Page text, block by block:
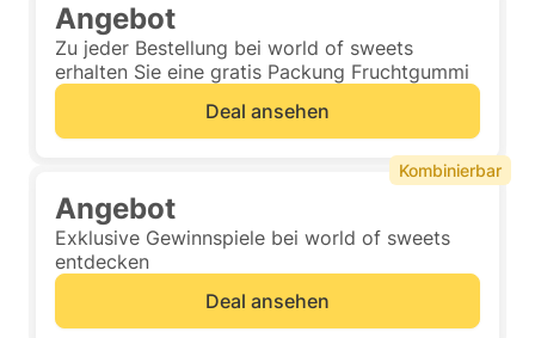
Angebot
Zu jeder Bestellung bei world of sweets
erhalten Sie eine gratis Packung Fruchtgummi
Deal ansehen
Angebot
Exklusive Gewinnspiele bei world of sweets
entdecken
Deal ansehen
Kombinierbar